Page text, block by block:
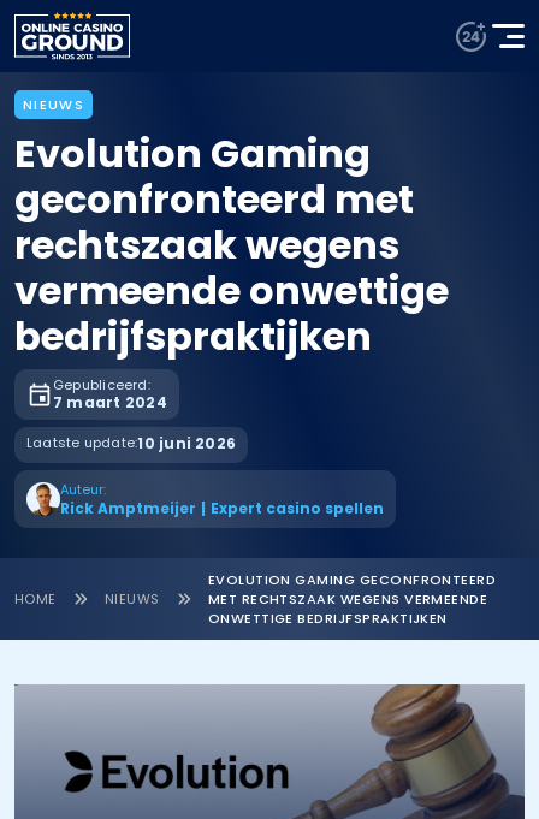
NIEUWS
Evolution Gaming
geconfronteerd met
rechtszaak wegens
vermeende onwettige
bedrijfspraktijken
Gepubliceerd:
7 maart 2024
Laatste update:10 juni 2026
Auteur:
Rick Amptmeijer | Expert casino spellen
HOME NIEUWS
EVOLUTION GAMING GECONFRONTEERD
MET RECHTSZAAK WEGENS VERMEENDE
ONWETTIGE BEDRIJFSPRAKTIJKEN